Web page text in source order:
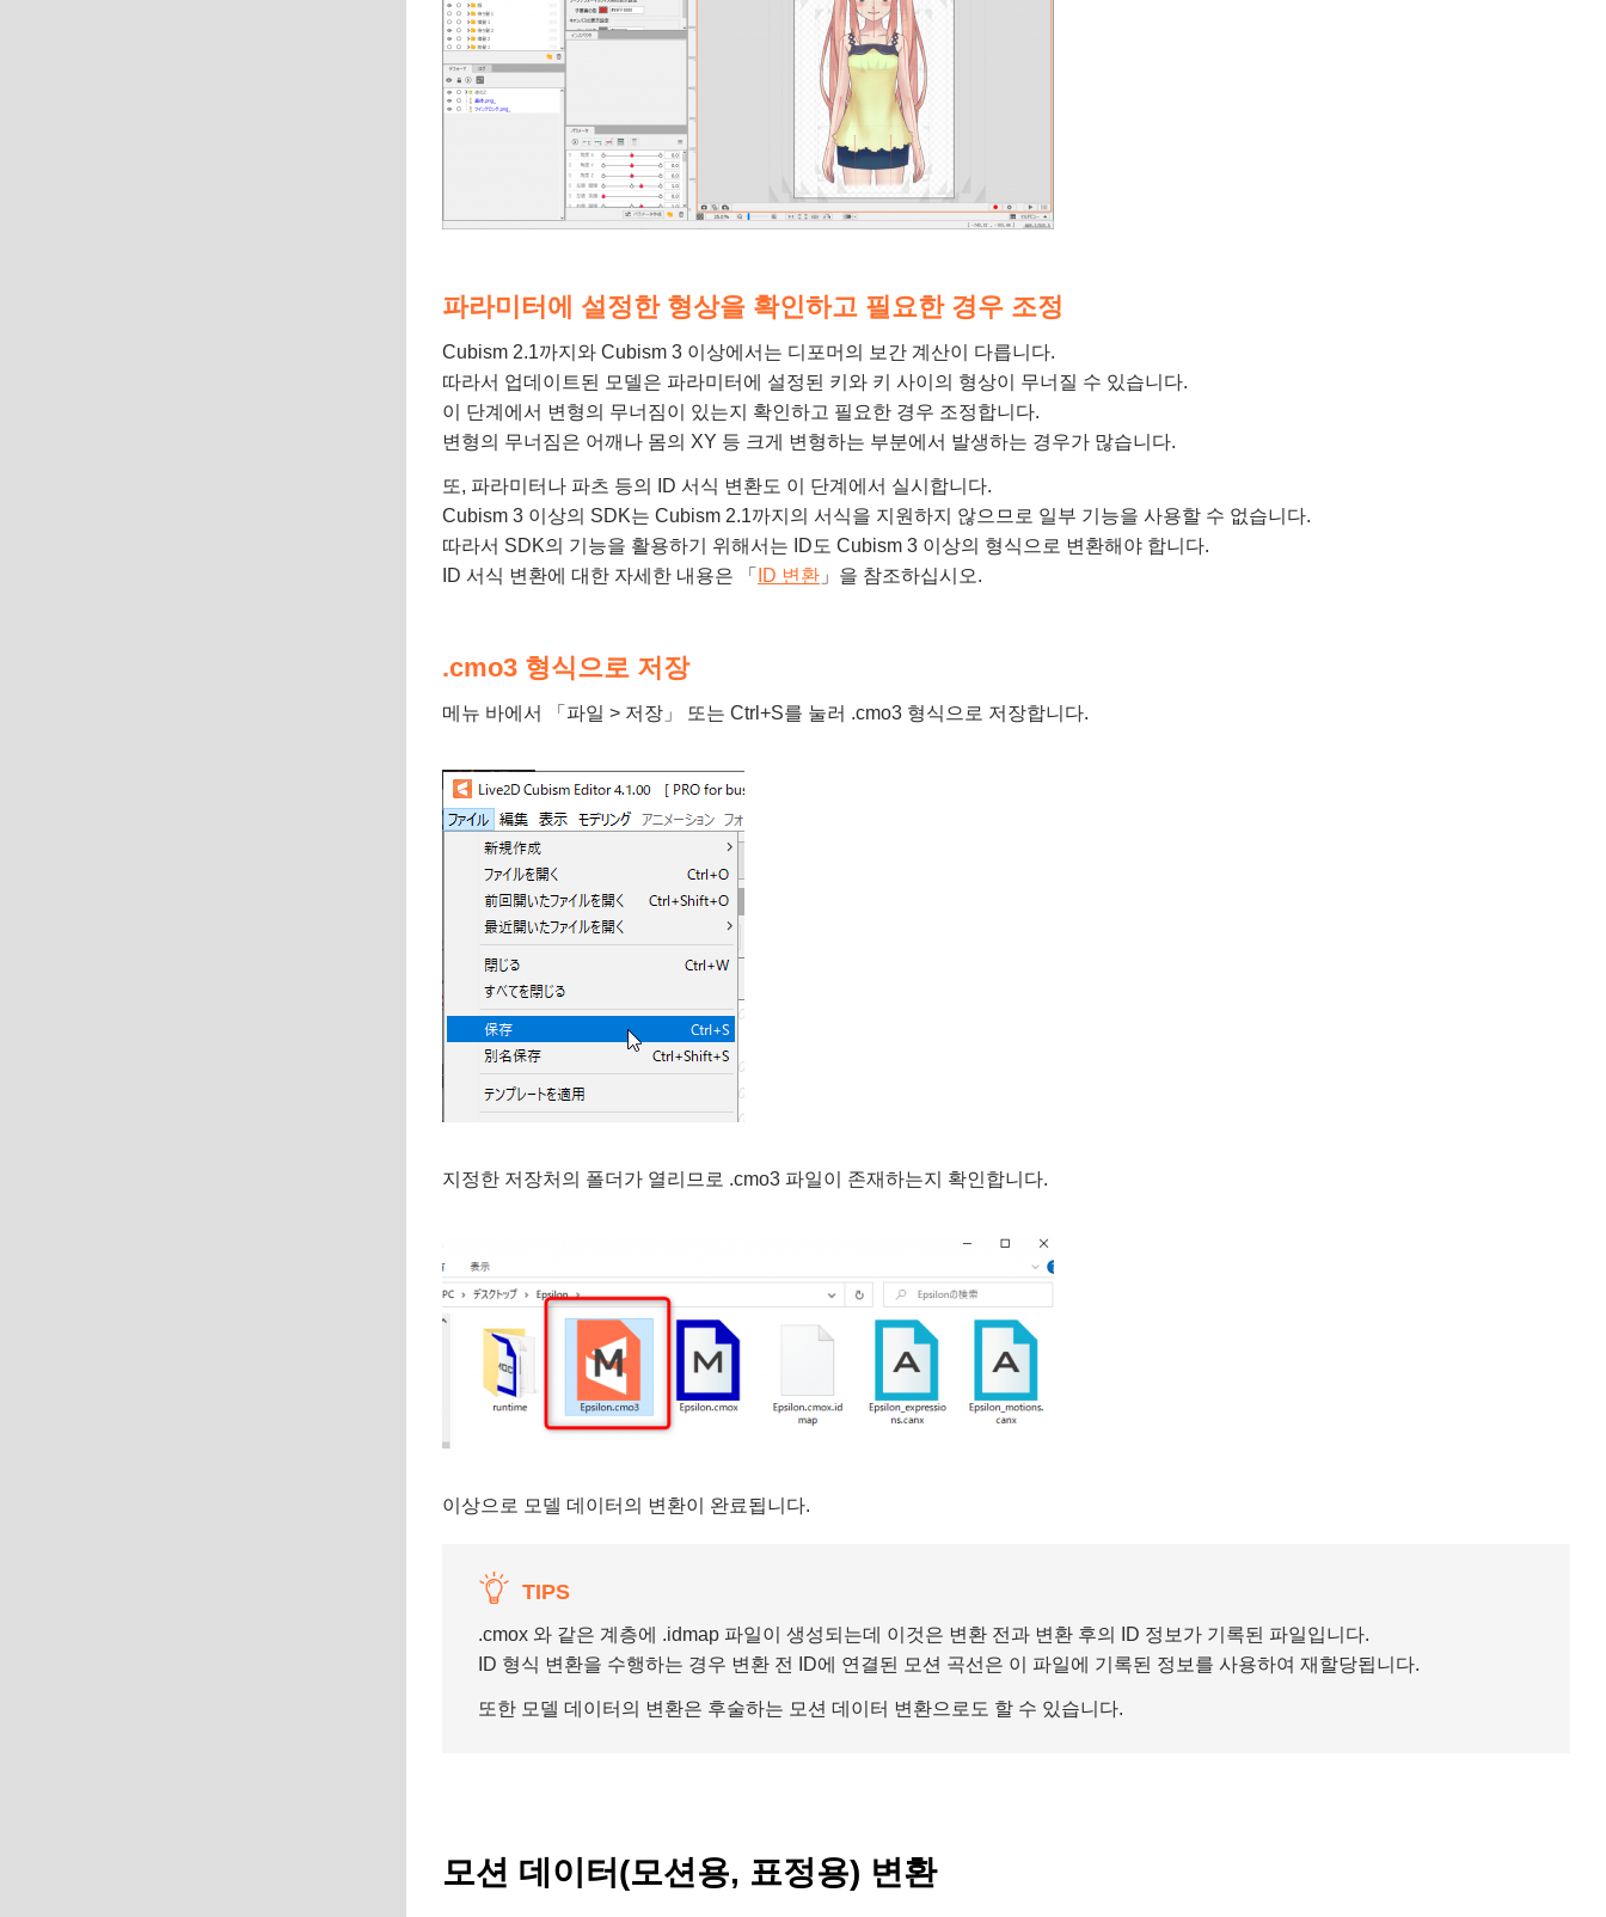
파라미터에 설정한 형상을 확인하고 필요한 경우 조정
Cubism 2.1까지와 Cubism 3 이상에서는 디포머의 보간 계산이 다릅니다.
따라서 업데이트된 모델은 파라미터에 설정된 키와 키 사이의 형상이 무너질 수 있습니다.
이 단계에서 변형의 무너짐이 있는지 확인하고 필요한 경우 조정합니다.
변형의 무너짐은 어깨나 몸의 XY 등 크게 변형하는 부분에서 발생하는 경우가 많습니다.
또, 파라미터나 파츠 등의 ID 서식 변환도 이 단계에서 실시합니다.
Cubism 3 이상의 SDK는 Cubism 2.1까지의 서식을 지원하지 않으므로 일부 기능을 사용할 수 없습니다.
따라서 SDK의 기능을 활용하기 위해서는 ID도 Cubism 3 이상의 형식으로 변환해야 합니다.
ID 서식 변환에 대한 자세한 내용은 「
ID 변환 」을 참조하십시오.
.cmo3 형식으로 저장
메뉴 바에서 「파일 > 저장」 또는 Ctrl+S를 눌러 .cmo3 형식으로 저장합니다.
지정한 저장처의 폴더가 열리므로 .cmo3 파일이 존재하는지 확인합니다.
이상으로 모델 데이터의 변환이 완료됩니다.
TIPS
.cmox 와 같은 계층에 .idmap 파일이 생성되는데 이것은 변환 전과 변환 후의 ID 정보가 기록된 파일입니다.
ID 형식 변환을 수행하는 경우 변환 전 ID에 연결된 모션 곡선은 이 파일에 기록된 정보를 사용하여 재할당됩니다.
또한 모델 데이터의 변환은 후술하는 모션 데이터 변환으로도 할 수 있습니다.
모션 데이터(모션용, 표정용) 변환